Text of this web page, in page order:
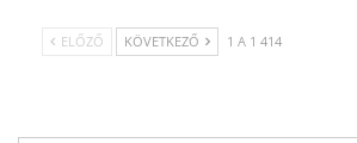
ELŐZŐ KÖVETKEZŐ 1 A 1 414